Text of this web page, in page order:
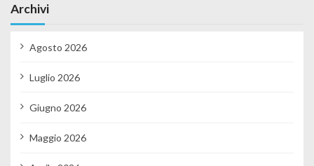
Archivi
Agosto 2026
Luglio 2026
Giugno 2026
Maggio 2026